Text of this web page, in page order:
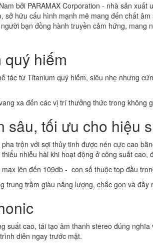
bởi PARAMAX Corporation - nhà sản
hữu cấu hình mạnh mẽ mang đến chất
bạn đồng hành truyền cảm hứng,
hiếm
tác từ Titanium quý hiếm, siêu nhẹ nhưng
xa đến các vị trí thưởng thức trong không
sâu, tối ưu cho hiệu
trộn với sợi thủy tinh được nén cực cao
nhiễu hài khi hoạt động ở công suất
lên đến 109db - con số thuộc top đầu
trung trầm giàu năng lượng, chắc gọn và đầy
suất cao, tái tạo âm thanh stereo đúng
diễn ngay trước mặt.